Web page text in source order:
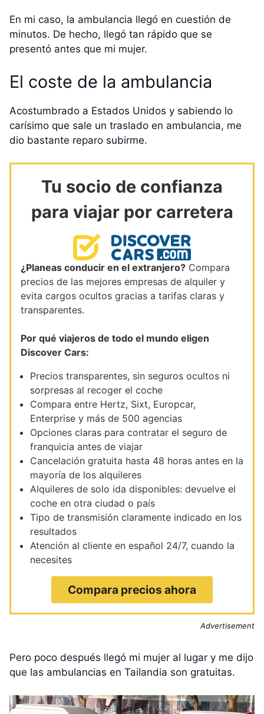
En mi caso, la ambulancia llegó en cuestión de
minutos. De hecho, llegó tan rápido que se
presentó antes que mi mujer.
El coste de la ambulancia
Acostumbrado a Estados Unidos y sabiendo lo
carísimo que sale un traslado en ambulancia, me
dio bastante reparo subirme.
Tu socio de confianza
para viajar por carretera
¿Planeas conducir en el extranjero? Compara
precios de las mejores empresas de alquiler y
evita cargos ocultos gracias a tarifas claras y
transparentes.
Por qué viajeros de todo el mundo eligen
Discover Cars:
Precios transparentes, sin seguros ocultos ni
sorpresas al recoger el coche
Compara entre Hertz, Sixt, Europcar,
Enterprise y más de 500 agencias
Opciones claras para contratar el seguro de
franquicia antes de viajar
Cancelación gratuita hasta 48 horas antes en la
mayoría de los alquileres
Alquileres de solo ida disponibles: devuelve el
coche en otra ciudad o país
Tipo de transmisión claramente indicado en los
resultados
Atención al cliente en español 24/7, cuando la
necesites
Compara precios ahora
Advertisement
Pero poco después llegó mi mujer al lugar y me dijo
que las ambulancias en Tailandia son gratuitas.